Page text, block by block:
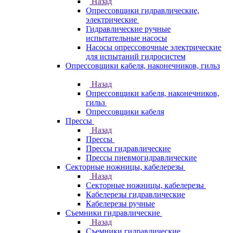
Опрессовщики гидравлические,
электрические
Гидравлические ручные
испытательные насосы
Насосы опрессовочные электрические
для испытаний гидросистем
Опрессовщики кабеля, наконечников, гильз
Назад
Опрессовщики кабеля, наконечников,
гильз
Опрессовщики кабеля
Прессы
Назад
Прессы
Прессы гидравлические
Прессы пневмогидравлические
Секторные ножницы, кабелерезы
Назад
Секторные ножницы, кабелерезы
Кабелерезы гидравлические
Кабелерезы ручные
Съемники гидравлические
Назад
Съемники гидравлические